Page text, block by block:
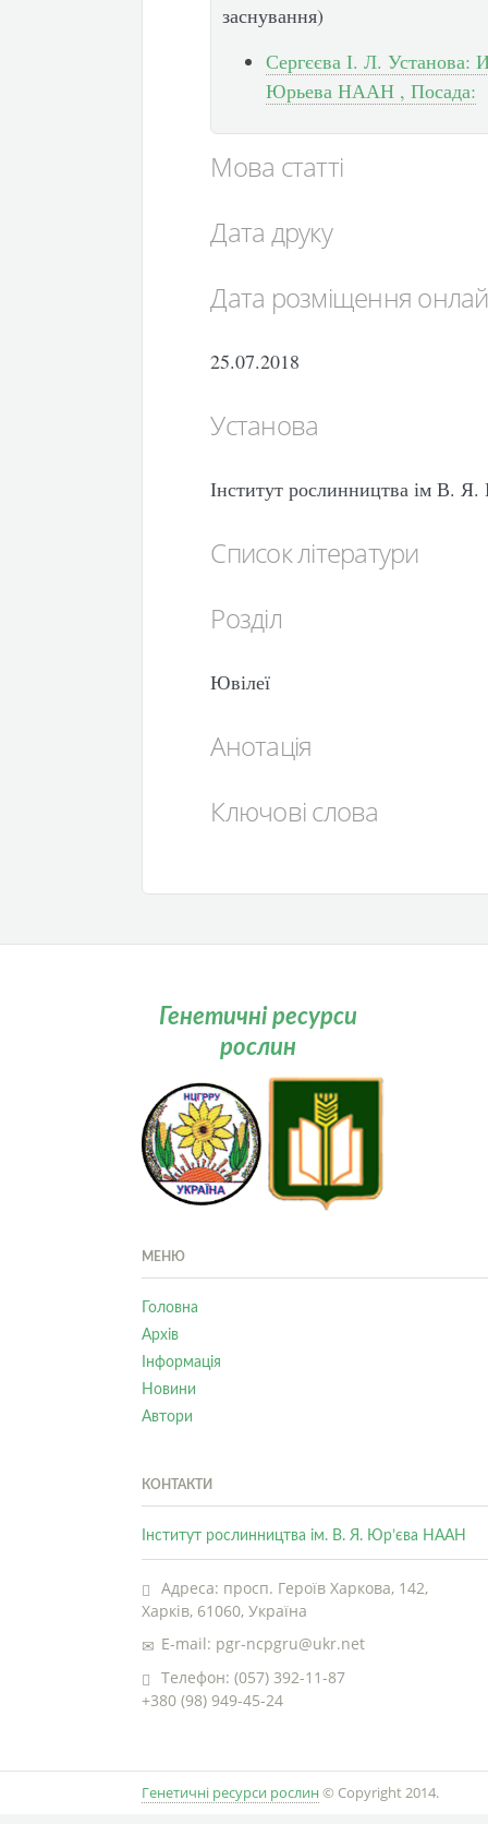
заснування)
Сергєєва І. Л. Установа:
Юрьева НААН , Посада:
Мова статті
Дата друку
Дата розміщення
25.07.2018
Установа
Інститут рослинництва ім В.
Список літератури
Розділ
Ювілеї
Анотація
Ключові слова
Генетичні ресурси
рослин
МЕНЮ
Головна
Архів
Інформація
Новини
Автори
КОНТАКТИ
Інститут рослинництва ім. В. Я. Юр’єва НААН
Адреса: просп. Героїв Харкова, 142,
Харків, 61060, Україна
E-mail: pgr-ncpgru@ukr.net
Телефон: (057) 392-11-87
+380 (98) 949-45-24
Генетичні ресурси рослин © Copyright 2014.